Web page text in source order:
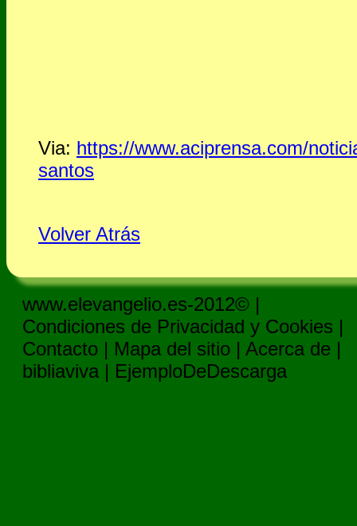
Via: https://www.aciprensa.com/
santos
Volver Atrás
www.elevangelio.es-2012© |
Condiciones de Privacidad y Cookies |
Contacto | Mapa del sitio | Acerca de |
bibliaviva | EjemploDeDescarga